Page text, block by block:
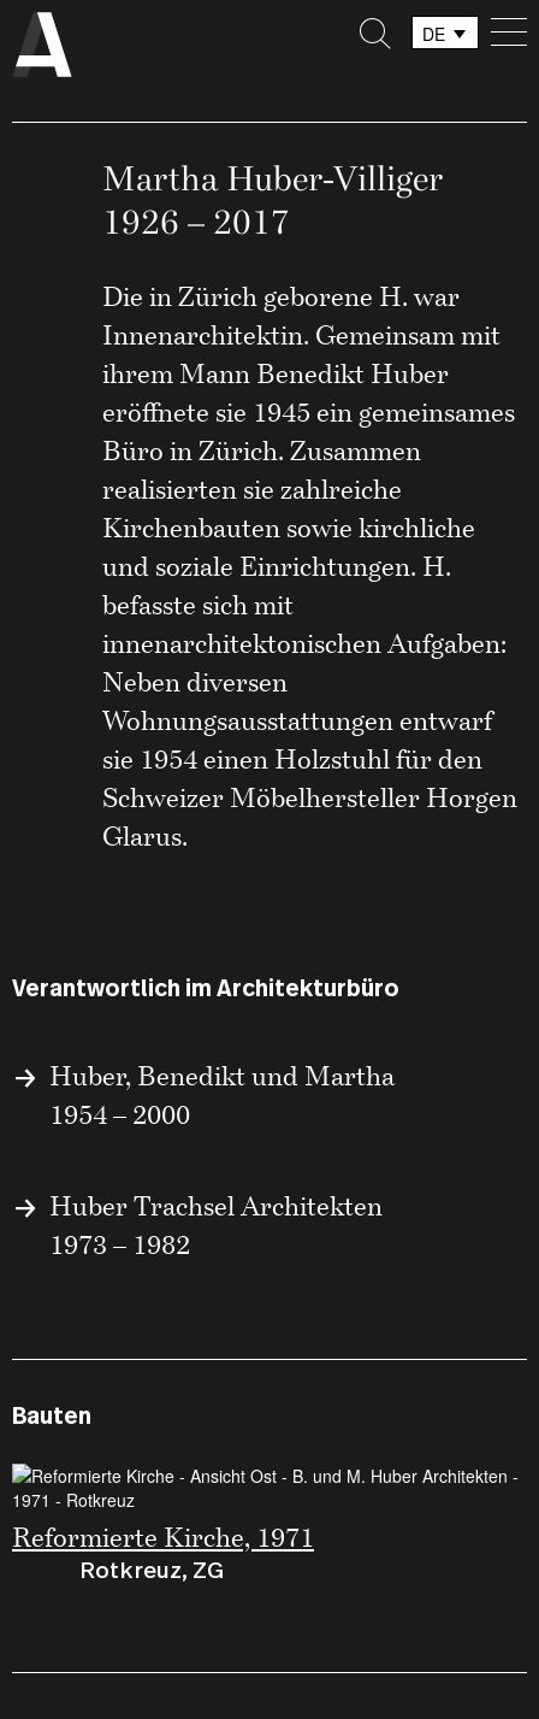
DE
Martha Huber-Villiger
1926 – 2017
Die in Zürich geborene H. war
Innenarchitektin. Gemeinsam mit
ihrem Mann Benedikt Huber
eröffnete sie 1945 ein gemeinsames
Büro in Zürich. Zusammen
realisierten sie zahlreiche
Kirchenbauten sowie kirchliche
und soziale Einrichtungen. H.
befasste sich mit
innenarchitektonischen Aufgaben:
Neben diversen
Wohnungsausstattungen entwarf
sie 1954 einen Holzstuhl für den
Schweizer Möbelhersteller Horgen
Glarus.
Verantwortlich im Architekturbüro
Huber, Benedikt und Martha
1954 – 2000
Huber Trachsel Architekten
1973 – 1982
Bauten
Reformierte Kirche, 1971
Rotkreuz, ZG